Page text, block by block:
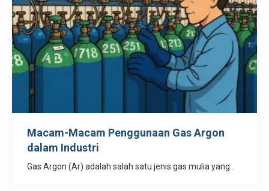
Macam-Macam Penggunaan Gas Argon
dalam Industri
Gas Argon (Ar) adalah salah satu jenis gas mulia yang..